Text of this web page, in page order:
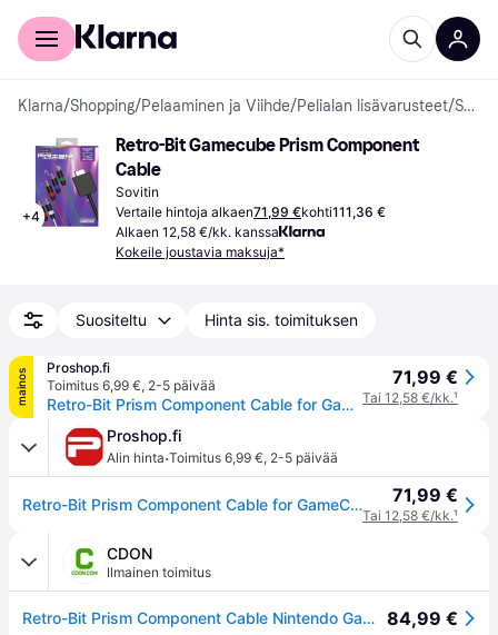
Kuluttajille
Klarna/Shopping/Pelaaminen ja Viihde/Pelialan lisävarusteet/ Sovittimet
+4
Retro-Bit Gamecube Prism Component
Cable
Sovitin
Vertaile hintoja alkaen71,99 €kohti111,36 €
Alkaen 12,58 €/kk. kanssa
Kokeile joustavia maksuja*
Suositeltu Hinta sis. toimituksen
mainos
Proshop.fi
Toimitus 6,99 €, 2-5 päivää
Retro-Bit Prism Component Cable for GameCube - Wired - Nintendo GameCube
71,99 €
Tai 12,58 €/kk.¹
Proshop.fi
Alin hinta·Toimitus 6,99 €, 2-5 päivää
Retro-Bit Prism Component Cable for GameCube - Wired - Nintendo GameCube 71,99 €
Tai 12,58 €/kk.¹
CDON
Ilmainen toimitus
Retro-Bit Prism Component Cable Nintendo Gamecube 84,99 €